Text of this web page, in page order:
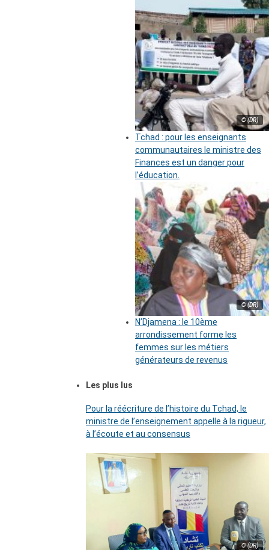
© (DR)
Tchad : pour les enseignants
communautaires le ministre des
Finances est un danger pour
l’éducation.
© (DR)
N’Djamena : le 10ème
arrondissement forme les
femmes sur les métiers
générateurs de revenus
Les plus lus
Pour la réécriture de l’histoire du Tchad, le
ministre de l’enseignement appelle à la rigueur,
à l’écoute et au consensus
© (DR)